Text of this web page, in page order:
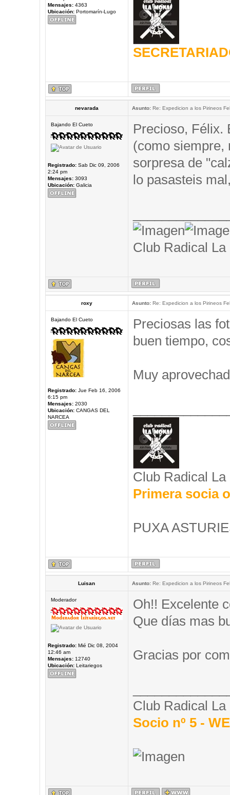
Mensajes:4363
Ubicación:Portomarín-Lugo
nevarada Asunto:Re: Expedicion a los Pirineos
Bajando El Cueto
Registrado:Sab Dic 09, 2006
2:24 pm
Mensajes:3093
Ubicación:Galicia
Precioso, Félix.
(como
sorpresa de
lo pasasteis
Club Radical La
roxy Asunto:Re: Expedicion a los Pirineos
Bajando El Cueto
Registrado:Jue Feb 16, 2006
6:15 pm
Mensajes:2030
Ubicación:CANGAS DEL
NARCEA
Preciosas las
buen tiempo,
Muy
Club Radical La
Primera socia
PUXA
Luisan Asunto:Re: Expedicion a los Pirineos
Moderador
Registrado:Mié Dic 08, 2004
12:46 am
Mensajes:12740
Ubicación:Leitariegos
Oh!! Excelente
Que días mas
Gracias por
Club Radical La
Socio nº 5 -